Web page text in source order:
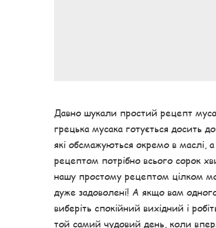
Давно шукали простий рецепт
грецька мусака готується досить
які обсмажуються окремо в маслі,
рецептом потрібно всього сорок
нашу простому рецептом цілком
дуже задоволені! А якщо вам
виберіть спокійний вихідний і
той самий чудовий день, коли